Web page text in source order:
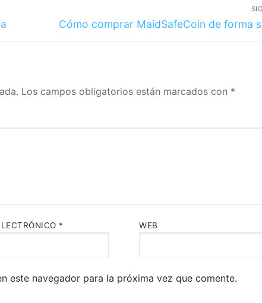
Cómo comprar MaidSafeCoin de forma
Los campos obligatorios están marcados con *
* WEB
este navegador para la próxima vez que comente.